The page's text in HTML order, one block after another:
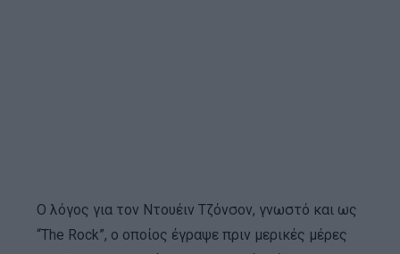
Ο λόγος για τον Ντουέιν Τζόνσον, γνωστό και ως
“The Rock”, ο οποίος έγραψε πριν μερικές μέρες